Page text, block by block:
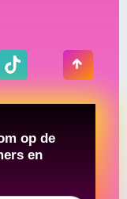
op de
en